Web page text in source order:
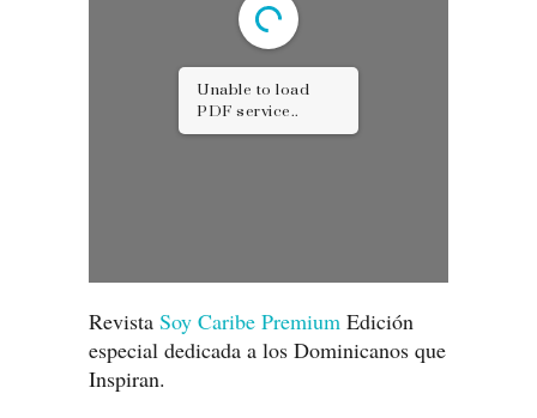
Unable to load
PDF service..
Revista Soy Caribe Premium Edición
especial dedicada a los Dominicanos que
Inspiran.